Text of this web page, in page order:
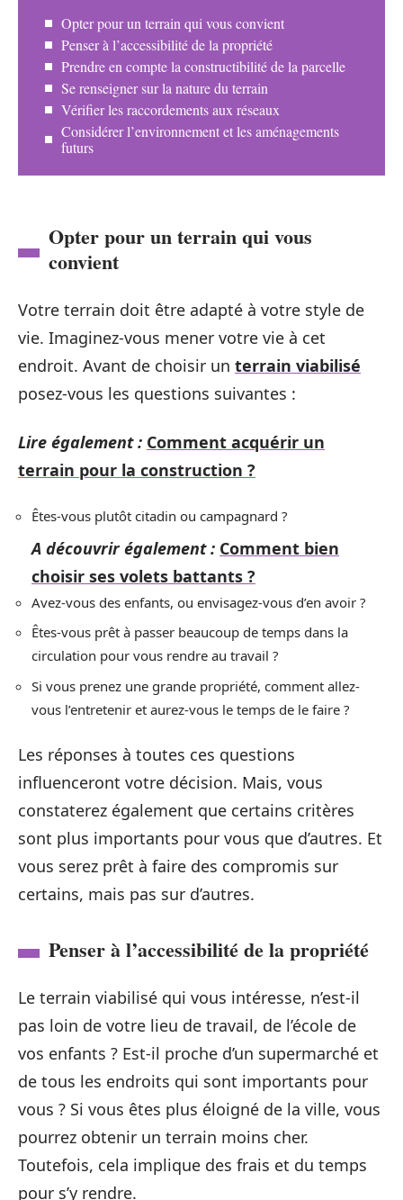
Opter pour un terrain qui vous convient
Penser à l’accessibilité de la propriété
Prendre en compte la constructibilité de la parcelle
Se renseigner sur la nature du terrain
Vérifier les raccordements aux réseaux
Considérer l’environnement et les aménagements
futurs
Opter pour un terrain qui vous
convient
Votre terrain doit être adapté à votre style de
vie. Imaginez-vous mener votre vie à cet
endroit. Avant de choisir un terrain viabilisé
posez-vous les questions suivantes :
Lire également : Comment acquérir un
terrain pour la construction ?
Êtes-vous plutôt citadin ou campagnard ?
A découvrir également : Comment bien
choisir ses volets battants ?
Avez-vous des enfants, ou envisagez-vous d’en avoir ?
Êtes-vous prêt à passer beaucoup de temps dans la
circulation pour vous rendre au travail ?
Si vous prenez une grande propriété, comment allez-
vous l’entretenir et aurez-vous le temps de le faire ?
Les réponses à toutes ces questions
influenceront votre décision. Mais, vous
constaterez également que certains critères
sont plus importants pour vous que d’autres. Et
vous serez prêt à faire des compromis sur
certains, mais pas sur d’autres.
Penser à l’accessibilité de la propriété
Le terrain viabilisé qui vous intéresse, n’est-il
pas loin de votre lieu de travail, de l’école de
vos enfants ? Est-il proche d’un supermarché et
de tous les endroits qui sont importants pour
vous ? Si vous êtes plus éloigné de la ville, vous
pourrez obtenir un terrain moins cher.
Toutefois, cela implique des frais et du temps
pour s’y rendre.